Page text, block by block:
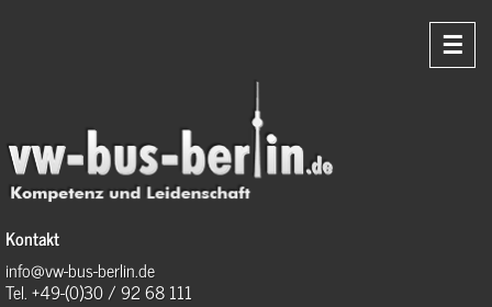
☰
Kontakt
info@vw-bus-berlin.de
Tel. +49-(0)30 / 92 68 111